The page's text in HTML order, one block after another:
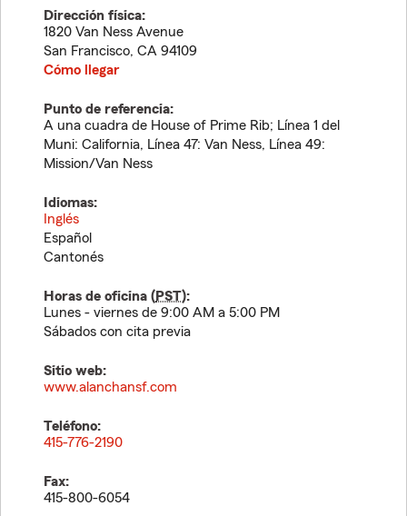
Dirección física:
1820 Van Ness Avenue
San Francisco, CA 94109
Cómo llegar
Punto de referencia:
A una cuadra de House of Prime Rib; Línea 1 del
Muni: California, Línea 47: Van Ness, Línea 49:
Mission/Van Ness
Idiomas:
Inglés
Español
Cantonés
Horas de oficina (PST):
Lunes - viernes de 9:00 AM a 5:00 PM
Sábados con cita previa
Sitio web:
www.alanchansf.com
Teléfono:
415-776-2190
Fax:
415-800-6054